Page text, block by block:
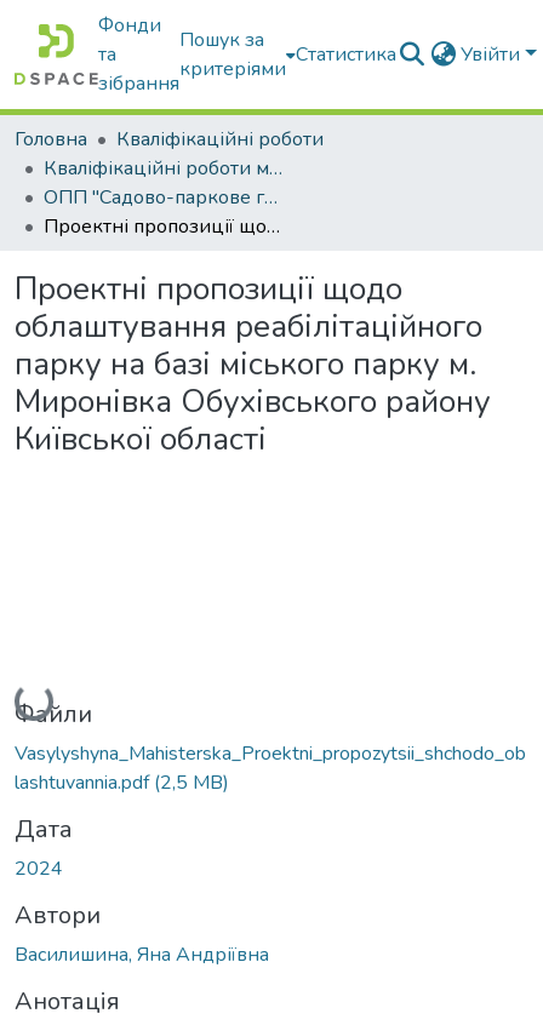
Фонди
та
зібрання
Пошук за
критеріями
Статистика Увійти
Головна
Кваліфікаційні роботи
Кваліфікаційні роботи магістрів
ОПП "Садово-паркове господарство"
Проектні пропозиції щодо облаштування реабілітаційного парку на базі міського парку м. Миронівка Обухівського району Київської області
Проектні пропозиції щодо
облаштування реабілітаційного
парку на базі міського парку м.
Миронівка Обухівського району
Київської області
Вантажиться...
Файли
Vasylyshyna_Mahisterska_Proektni_propozytsii_shchodo_ob
lashtuvannia.pdf(2,5 MB)
Дата
2024
Автори
Василишина, Яна Андріївна
Анотація